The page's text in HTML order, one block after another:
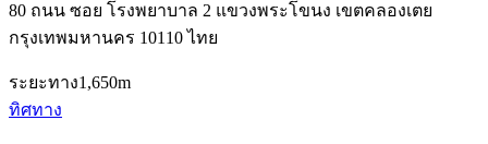
80 ถนน ซอย โรงพยาบาล 2 แขวงพระโขนง เขตคลองเตย
กรุงเทพมหานคร 10110 ไทย
ระยะทาง1,650m
ทิศทาง